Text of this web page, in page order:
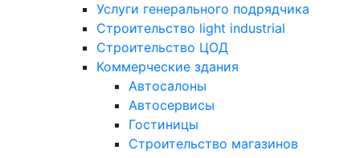
Услуги генерального подрядчика
Строительство light industrial
Строительство ЦОД
Коммерческие здания
Автосалоны
Автосервисы
Гостиницы
Строительство магазинов